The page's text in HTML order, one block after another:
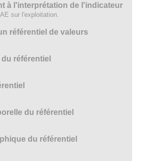
à l'interprétation de l'indicateur
sur l'exploitation.
référentiel de valeurs
référentiel
du référentiel
du référentiel